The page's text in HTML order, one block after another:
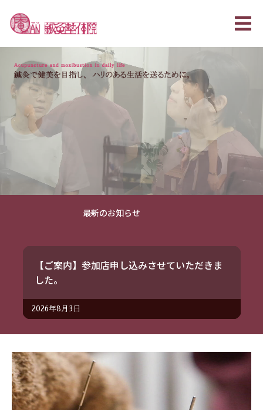
最新のお知らせ
【ご案内】参加店申し込みさせていただきま
した。
2026年8月3日